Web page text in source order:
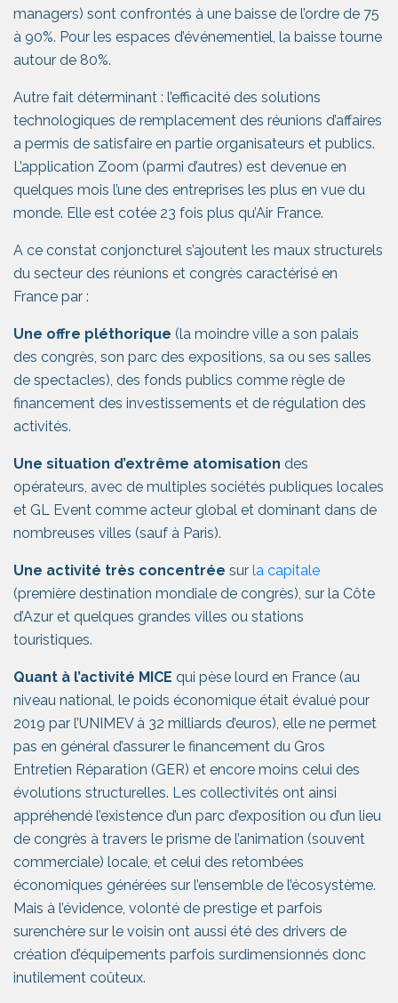
managers) sont confrontés à une baisse de l’ordre de 75
à 90%. Pour les espaces d’événementiel, la baisse tourne
autour de 80%.
Autre fait déterminant : l’efficacité des solutions
technologiques de remplacement des réunions d’affaires
a permis de satisfaire en partie organisateurs et publics.
L’application Zoom (parmi d’autres) est devenue en
quelques mois l’une des entreprises les plus en vue du
monde. Elle est cotée 23 fois plus qu’Air France.
A ce constat conjoncturel s’ajoutent les maux structurels
du secteur des réunions et congrès caractérisé en
France par :
Une offre pléthorique (la moindre ville a son palais
des congrès, son parc des expositions, sa ou ses salles
de spectacles), des fonds publics comme règle de
financement des investissements et de régulation des
activités.
Une situation d’extrême atomisation des
opérateurs, avec de multiples sociétés publiques locales
et GL Event comme acteur global et dominant dans de
nombreuses villes (sauf à Paris).
Une activité très concentrée sur la capitale
(première destination mondiale de congrès), sur la Côte
d’Azur et quelques grandes villes ou stations
touristiques.
Quant à l’activité MICE qui pèse lourd en France (au
niveau national, le poids économique était évalué pour
2019 par l’UNIMEV à 32 milliards d’euros), elle ne permet
pas en général d’assurer le financement du Gros
Entretien Réparation (GER) et encore moins celui des
évolutions structurelles. Les collectivités ont ainsi
appréhendé l’existence d’un parc d’exposition ou d’un lieu
de congrès à travers le prisme de l’animation (souvent
commerciale) locale, et celui des retombées
économiques générées sur l’ensemble de l’écosystème.
Mais à l’évidence, volonté de prestige et parfois
surenchère sur le voisin ont aussi été des drivers de
création d’équipements parfois surdimensionnés donc
inutilement coûteux.